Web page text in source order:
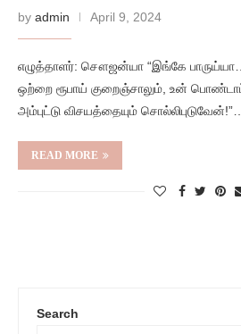
by admin April 9, 2024
எழுத்தாளர்: சௌஜன்யா “இங்கே
ஒற்றை ரூபாய் குறைஞ்சாலும், உன்
அம்புட்டு விசயத்தையும் சொல்லிபுடுவேன்!”…
READ MORE
Search